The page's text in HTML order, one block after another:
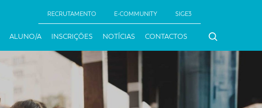
RECRUTAMENTO E-COMMUNITY SIGE3
ALUNO/A INSCRIÇÕES NOTÍCIAS CONTACTOS